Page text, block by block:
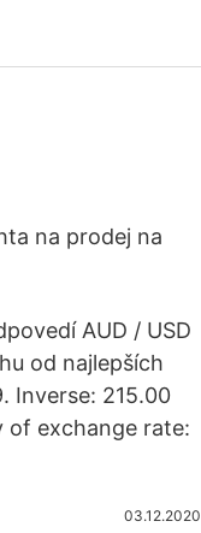
na prodej na
AUD / USD
od najlepších
Inverse: 215.00
of exchange rate:
03.12.2020